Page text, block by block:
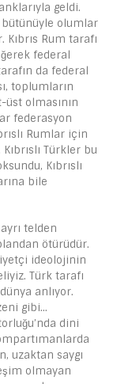
geldi.
bütünüyle olumlar
Rum tarafı
federal
da federal
toplumların
olmasının
federasyon
Rumlar için
Türkler bu
Kıbrıslı
bile
telden
ötürüdür.
ideolojinin
Türk tarafı
anlıyor.
gibi…
dini
uzaktan saygı
olmayan